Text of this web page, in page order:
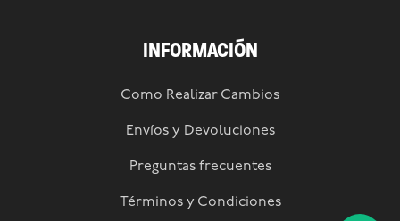
INFORMACIÓN
Como Realizar Cambios
Envíos y Devoluciones
Preguntas frecuentes
Términos y Condiciones